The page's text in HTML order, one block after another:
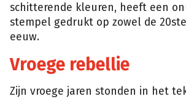
schitterende kleuren, heeft een
stempel gedrukt op zowel de
eeuw.
Vroege rebellie
Zijn vroege jaren stonden in het